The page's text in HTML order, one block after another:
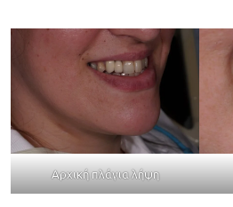
Αρχική πλάγια λήψη